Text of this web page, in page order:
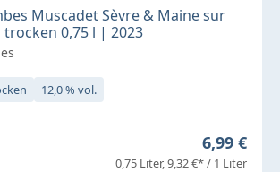
Muscadet Sèvre & Maine sur
trocken 0,75 l | 2023
12,0 % vol.
Regulärer
6,99 €
0,75 Liter 9,32 €* / 1 Liter